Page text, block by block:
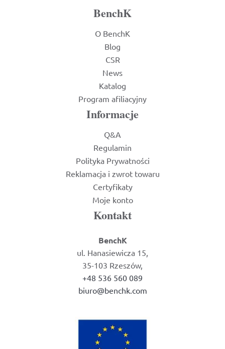
BenchK
O BenchK
Blog
CSR
News
Katalog
Program afiliacyjny
Informacje
Q&A
Regulamin
Polityka Prywatności
Reklamacja i zwrot towaru
Certyfikaty
Moje konto
Kontakt
BenchK
ul. Hanasiewicza 15,
35-103 Rzeszów,
+48 536 560 089
biuro@benchk.com